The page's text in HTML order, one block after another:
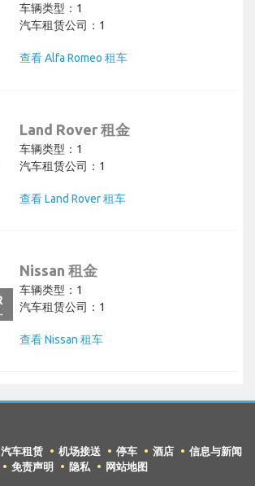
车辆类型：1
汽车租赁公司：1
查看 Alfa Romeo 租车
Land Rover 租金
车辆类型：1
汽车租赁公司：1
查看 Land Rover 租车
Nissan 租金
车辆类型：1
汽车租赁公司：1
查看 Nissan 租车
汽车租赁 机场接送 停车 酒店
信息与新闻
免责声明
隐私 网站地图